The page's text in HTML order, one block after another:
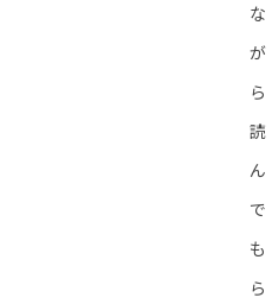
な
が
ら
読
ん
で
も
ら